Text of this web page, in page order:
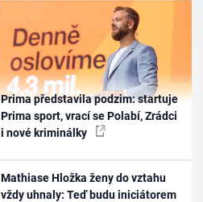
Prima představila podzim: startuje
Prima sport, vrací se Polabí, Zrádci
i nové kriminálky
Mathiase Hložka ženy do vztahu
vždy uhnaly: Teď budu iniciátorem